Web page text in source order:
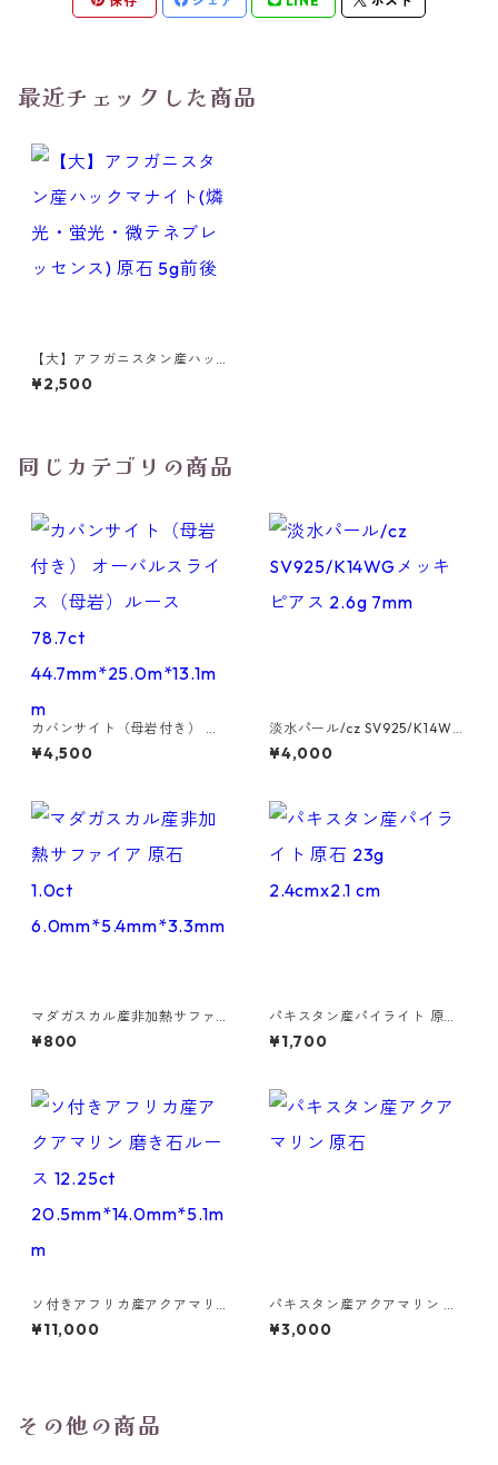
最近チェックした商品
【大】アフガニスタン産ハッ
クマナイト(燐光・蛍光・微テ
ネブレッセンス) 原石 5g前後
¥2,500
同じカテゴリの商品
カバンサイト（母岩付き） オ
ーバルスライス（母岩）ルー
ス 78.7ct 44.7mm*25.0m*13.
¥4,500
淡水パール/cz SV925/K14WG
メッキピアス 2.6g 7mm
¥4,000
マダガスカル産非加熱サファ
イア 原石 1.0ct 6.0mm*5.4m
m*3.3mm
¥800
パキスタン産パイライト 原石
23g 2.4cmx2.1 cm
¥1,700
ソ付きアフリカ産アクアマリ
ン 磨き石ルース 12.25ct 20.5
mm*14.0mm*5.1mm
¥11,000
パキスタン産アクアマリン 原
石
¥3,000
その他の商品